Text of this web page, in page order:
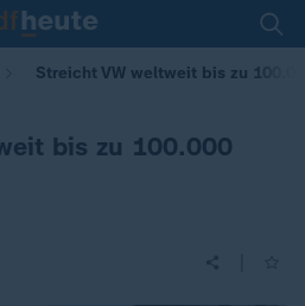
Streicht VW weltweit bis zu
bis zu 100.000